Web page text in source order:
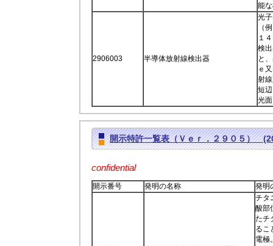
能
2906003 半導体放射線検出器
光
（
１
検
と
ｅ
射
短
光
開示特許一覧表（Ｖｅｒ．２９０５）
confidential
開示番号 発明の名称 発明
チタ
酸部
たチ
るこ
電極